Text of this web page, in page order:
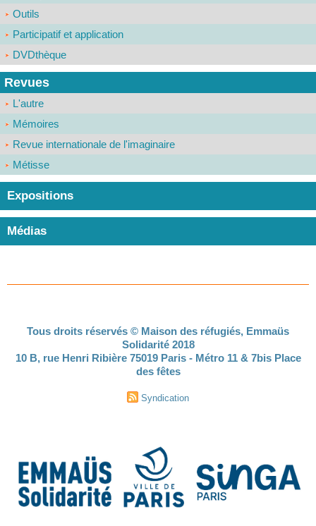
Outils
Participatif et application
DVDthèque
Revues
L'autre
Mémoires
Revue internationale de l'imaginaire
Métisse
Expositions
Médias
Tous droits réservés © Maison des réfugiés, Emmaüs
Solidarité 2018
10 B, rue Henri Ribière 75019 Paris - Métro 11 & 7bis Place
des fêtes
Syndication